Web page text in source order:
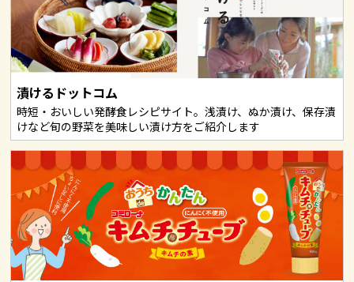
漬けるドットコム
時短・おいしい発酵食レシピサイト。浅漬け、ぬか漬け、保存漬
けなど旬の野菜を美味しい漬け方をご紹介します